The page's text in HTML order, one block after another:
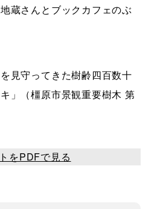
蔵さんとブックカフェのぶ
見守ってきた樹齢四百数十
」（橿原市景観重要樹木 第
をPDFで見る